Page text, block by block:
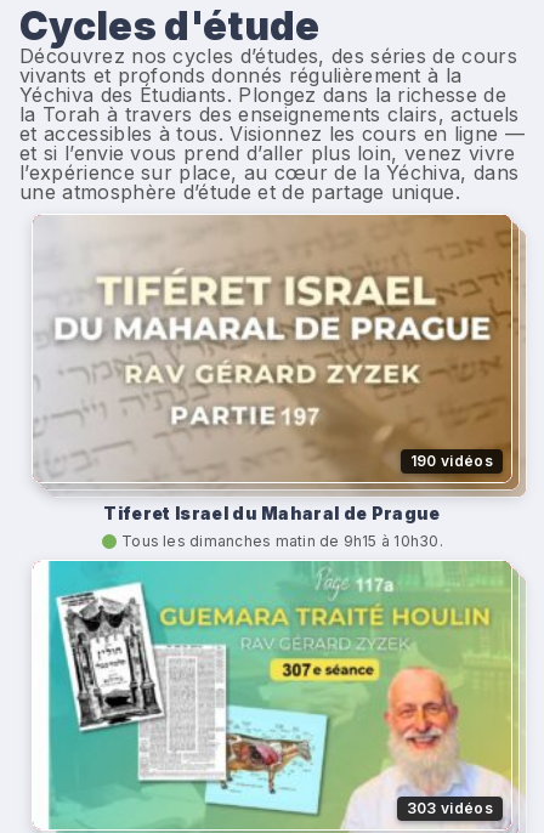
Cycles d'étude
Découvrez nos cycles d’études, des séries de cours
vivants et profonds donnés régulièrement à la
Yéchiva des Étudiants. Plongez dans la richesse de
la Torah à travers des enseignements clairs, actuels
et accessibles à tous. Visionnez les cours en ligne —
et si l’envie vous prend d’aller plus loin, venez vivre
l’expérience sur place, au cœur de la Yéchiva, dans
une atmosphère d’étude et de partage unique.
190 vidéos
Tiferet Israel du Maharal de Prague
Tous les dimanches matin de 9h15 à 10h30.
303 vidéos